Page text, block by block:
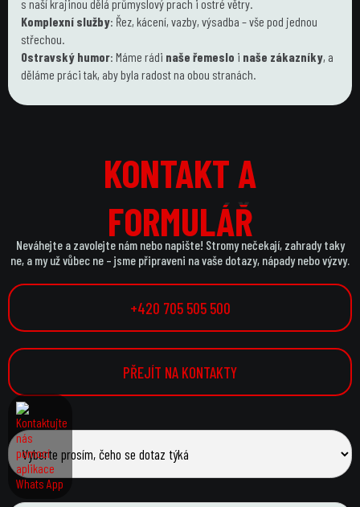
s naší krajinou dělá průmyslový prach i ostré větry.
Komplexní služby: Řez, kácení, vazby, výsadba – vše pod jednou
střechou.
Ostravský humor: Máme rádi naše řemeslo i naše zákazníky, a
děláme práci tak, aby byla radost na obou stranách.
KONTAKT A
KONTAKT A
FORMULÁŘ
FORMULÁŘ
Neváhejte a zavolejte nám nebo napište! Stromy nečekají, zahrady taky
ne, a my už vůbec ne – jsme připraveni na vaše dotazy, nápady nebo výzvy.
+420 705 505 500
PŘEJÍT NA KONTAKTY